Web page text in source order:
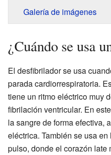
Galería de imágenes
¿Cuándo se usa
El desfibrilador se usa
parada cardiorrespiratoria.
tiene un ritmo eléctrico muy
fibrilación ventricular. En
la sangre de forma efectiva,
eléctrica. También se usa
pulso, donde el corazón late